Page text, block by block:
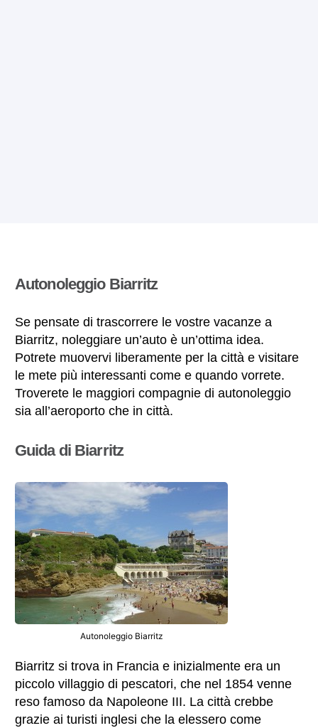
Autonoleggio Biarritz
Se pensate di trascorrere le vostre vacanze a
Biarritz, noleggiare un’auto è un’ottima idea.
Potrete muovervi liberamente per la città e visitare
le mete più interessanti come e quando vorrete.
Troverete le maggiori compagnie di autonoleggio
sia all’aeroporto che in città.
Guida di Biarritz
Autonoleggio Biarritz
Biarritz si trova in Francia e inizialmente era un
piccolo villaggio di pescatori, che nel 1854 venne
reso famoso da Napoleone III. La città crebbe
grazie ai turisti inglesi che la elessero come